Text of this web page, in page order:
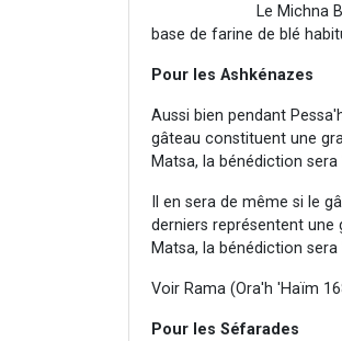
Le Michna
base de farine de blé
Pour les Ashkénazes
Aussi bien pendant
gâteau constituent une
Matsa, la bénédiction
Il en sera de même si le
derniers représentent
Matsa, la bénédiction
Voir Rama (Ora'h 'Haïm
Pour les Séfarades